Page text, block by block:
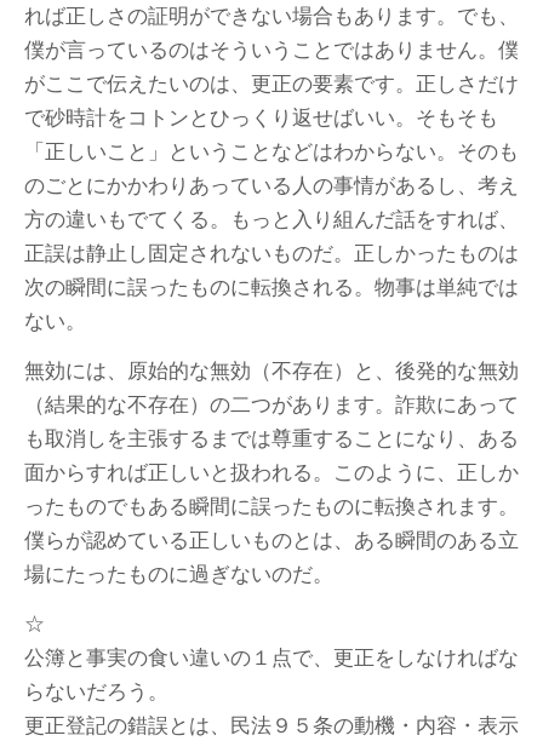
れば正しさの証明ができない場合もあります。でも、
僕が言っているのはそういうことではありません。僕
がここで伝えたいのは、更正の要素です。正しさだけ
で砂時計をコトンとひっくり返せばいい。そもそも
「正しいこと」ということなどはわからない。そのも
のごとにかかわりあっている人の事情があるし、考え
方の違いもでてくる。もっと入り組んだ話をすれば、
正誤は静止し固定されないものだ。正しかったものは
次の瞬間に誤ったものに転換される。物事は単純では
ない。
無効には、原始的な無効（不存在）と、後発的な無効
（結果的な不存在）の二つがあります。詐欺にあって
も取消しを主張するまでは尊重することになり、ある
面からすれば正しいと扱われる。このように、正しか
ったものでもある瞬間に誤ったものに転換されます。
僕らが認めている正しいものとは、ある瞬間のある立
場にたったものに過ぎないのだ。
☆
公簿と事実の食い違いの１点で、更正をしなければな
らないだろう。
更正登記の錯誤とは、民法９５条の動機・内容・表示